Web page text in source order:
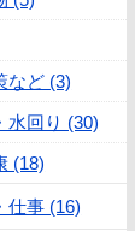
など (3)
水回り (30)
(18)
仕事 (16)